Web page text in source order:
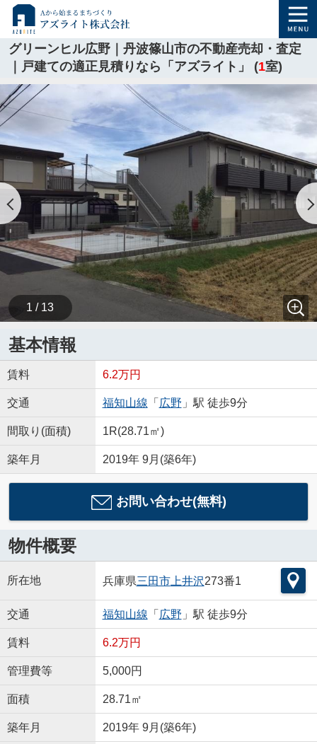
グリーンヒル広野｜丹波篠山市の不動産売却・査定
｜戸建ての適正見積りなら「アズライト」 (1室)
1 / 13
基本情報
賃料 6.2万円
交通 福知山線 「 広野 」駅 徒歩9分
間取り(面積) 1R(28.71㎡)
築年月 2019年 9月(築6年)
お問い合わせ(無料)
物件概要
所在地 兵庫県三田市上井沢273番1
交通 福知山線 「 広野 」駅 徒歩9分
賃料 6.2万円
管理費等 5,000円
面積 28.71㎡
築年月 2019年 9月(築6年)